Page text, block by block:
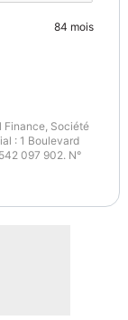
84 mois
Finance, Société
: 1 Boulevard
097 902. N°